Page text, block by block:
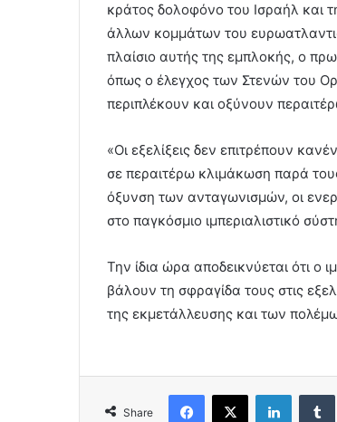
κράτος δολοφόνο του Ισραήλ και
άλλων κομμάτων του
πλαίσιο αυτής της εμπλοκής, ο
όπως ο έλεγχος των Στενών του
περιπλέκουν και οξύνουν
«Οι εξελίξεις δεν επιτρέπουν
σε περαιτέρω κλιμάκωση παρά
όξυνση των ανταγωνισμών, οι
στο παγκόσμιο ιμπεριαλιστικό
Την ίδια ώρα αποδεικνύεται ότι ο
βάλουν τη σφραγίδα τους στις
της εκμετάλλευσης και των
Share
Facebook
X LinkedIn